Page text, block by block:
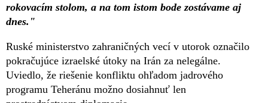
rokovacím stolom, a na tom istom bode zostávame aj
dnes."
Ruské ministerstvo zahraničných vecí v utorok označilo
pokračujúce izraelské útoky na Irán za nelegálne.
Uviedlo, že riešenie konfliktu ohľadom jadrového
programu Teheránu možno dosiahnuť len